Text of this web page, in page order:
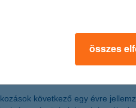
a cégek, ugyanis az előző
Mindemellett
következő egy évre
összes